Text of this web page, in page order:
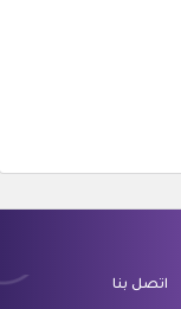
اتصل بنا